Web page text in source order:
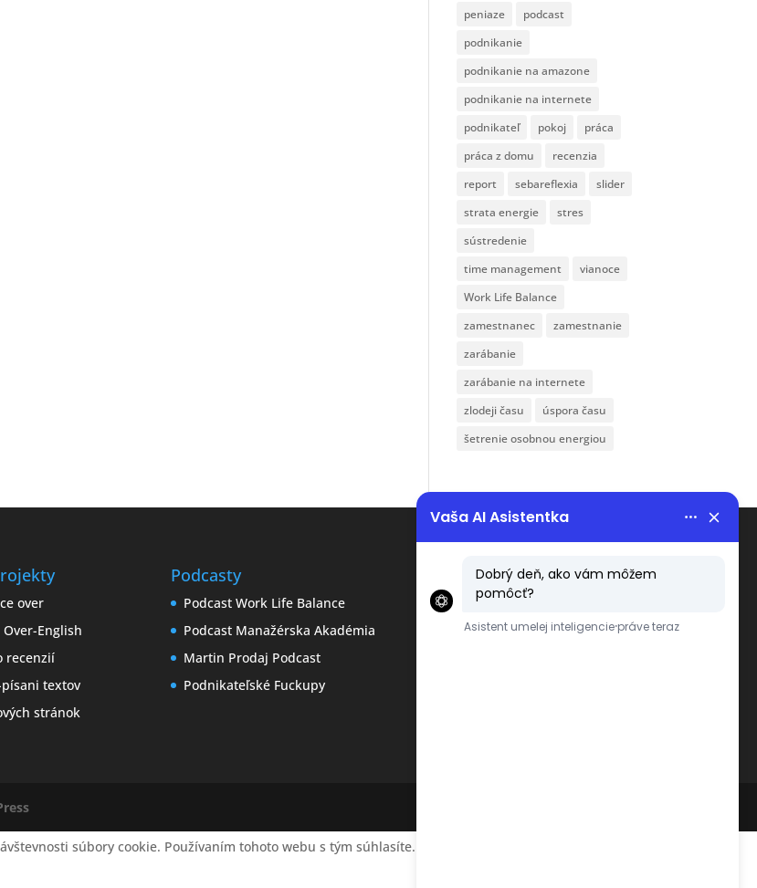
peniaze
podcast
podnikanie
podnikanie na amazone
podnikanie na internete
podnikateľ
pokoj
práca
práca z domu
recenzia
report
sebareflexia
slider
strata energie
stres
sústredenie
time management
vianoce
Work Life Balance
zamestnanec
zamestnanie
zarábanie
zarábanie na internete
zlodeji času
úspora času
šetrenie osobnou energiou
over
Over-English
recenzií
textov
stránok
Podcasty
Podcast Work Life Balance
Podcast Manažérska Akadémia
Martin Prodaj Podcast
Podnikateľské Fuckupy
Obchodné podmienky
Ochrana osobných údajov
súbory cookie. Používaním tohoto webu s tým súhlasíte.